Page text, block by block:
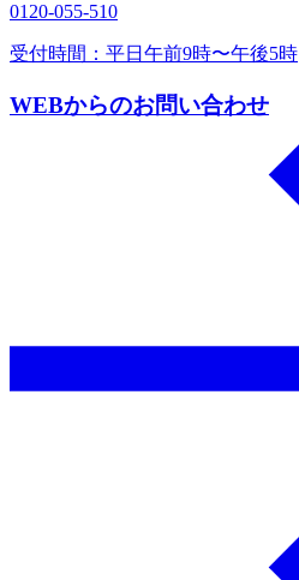
0120‐055‐510
受付時間：平日午前9時〜午後5時
WEBからのお問い合わせ